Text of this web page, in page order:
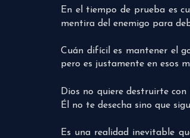
En el tiempo de prueba es
mentira del enemigo para
Cuán difícil es mantener el
pero es justamente en esos
Dios no quiere destruirte
Él no te desecha sino que
Es una realidad inevitable